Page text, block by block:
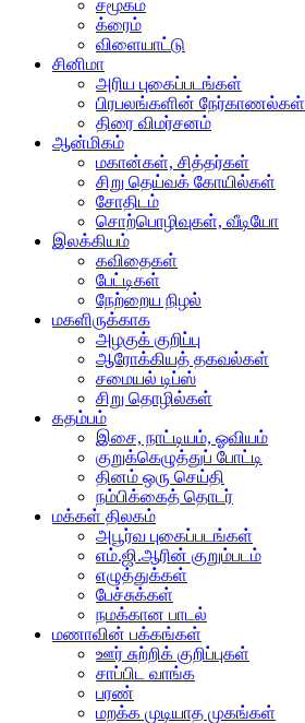
சமூகம்
க்ரைம்
விளையாட்டு
சினிமா
அரிய புகைப்படங்கள்
பிரபலங்களின் நேர்காணல்கள்
திரை விமர்சனம்
ஆன்மிகம்
மகான்கள், சித்தர்கள்
சிறு தெய்வக் கோயில்கள்
சோதிடம்
சொற்பொழிவுகள், வீடியோ
இலக்கியம்
கவிதைகள்
பேட்டிகள்
நேற்றைய நிழல்
மகளிருக்காக
அழகுக் குறிப்பு
ஆரோக்கியத் தகவல்கள்
சமையல் டிப்ஸ்
சிறு தொழில்கள்
கதம்பம்
இசை, நாட்டியம், ஓவியம்
குறுக்கெழுத்துப் போட்டி
தினம் ஒரு செய்தி
நம்பிக்கைத் தொடர்
மக்கள் திலகம்
அபூர்வ புகைப்படங்கள்
எம்.ஜி.ஆரின் குறும்படம்
எழுத்துக்கள்
பேச்சுக்கள்
நமக்கான பாடல்
மணாவின் பக்கங்கள்
ஊர் சுற்றிக் குறிப்புகள்
சாப்பிட வாங்க
பரண்
மறக்க முடியாத முகங்கள்